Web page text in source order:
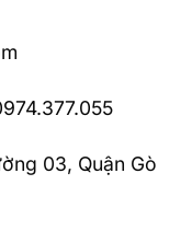
03, Quận Gò